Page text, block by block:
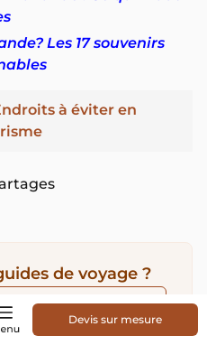
Les 17 souvenirs
à éviter en
de voyage ?
source de confiance
Devis sur mesure